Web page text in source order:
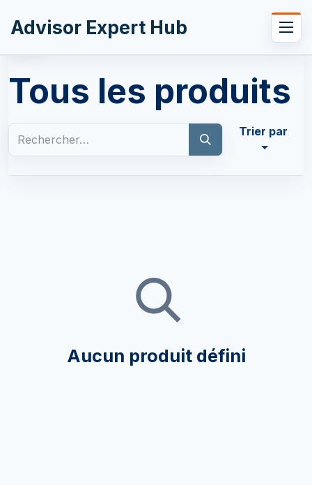
Advisor Expert Hub
Tous les produits
Trier par
Filtres
Aucun produit défini